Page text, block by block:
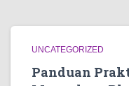
UNCATEGORIZED
Panduan